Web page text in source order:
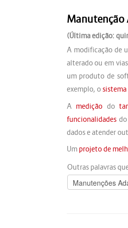
Manutenção
(Última edição:
A modificação de
alterado ou em
um produto de
exemplo, osistema
A medição do
funcionalidadesdo
dados e atender
Um projeto de
Outras palavras